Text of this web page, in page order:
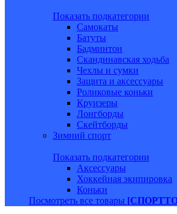
Показать подкатегории
Самокаты
Батуты
Бадминтон
Скандинавская ходьба
Чехлы и сумки
Защита и аксессуары
Роликовые коньки
Круизеры
Лонгборды
Скейтборды
Зимний спорт
Показать подкатегории
Аксессуары
Хоккейная экипировка
Коньки
Посмотреть все товары